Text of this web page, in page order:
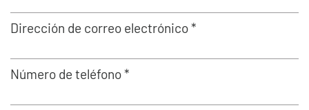
Dirección de correo electrónico *
Número de teléfono *